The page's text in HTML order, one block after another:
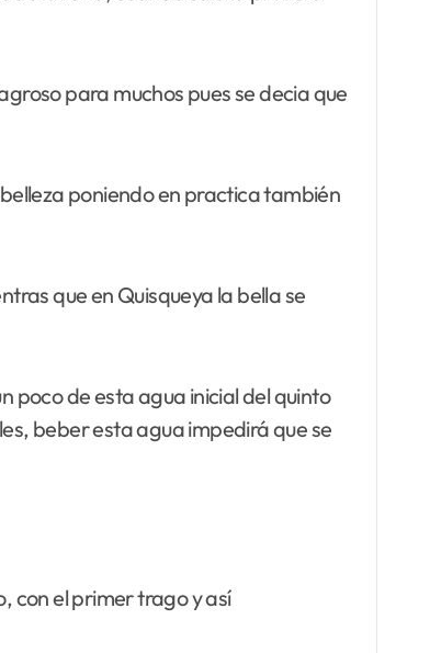
para muchos pues se decia que
poniendo en practica también
que en Quisqueya la bella se
poco de esta agua inicial del quinto
beber esta agua impedirá que se
con el primer trago y así